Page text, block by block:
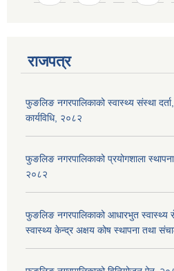
राजपत्र
फुङलिङ नगरपालिकाको स्वास्थ्य संस्था
कार्यविधि, २०८२
फुङलिङ नगरपालिकाको प्रयोगशाला स्थापना
२०८२
फुङलिङ नगरपालिकाको आधारभुत स्वास्थ्य
स्वास्थ्य केन्द्र अक्षय कोष स्थापना तथा